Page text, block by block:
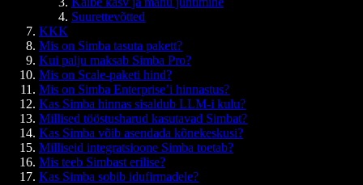
Suurettevõtted
KKK
Mis on Simba tasuta pakett?
Kui palju maksab Simba Pro?
Mis on Scale-paketi hind?
Mis on Simba Enterprise’i hinnastus?
Kas Simba hinnas sisaldub LLM-i kulu?
Millised tööstusharud kasutavad Simbat?
Kas Simba võib asendada kõnekeskusi?
Milliseid integratsioone Simba toetab?
Mis teeb Simbast erilise?
Kas Simba sobib idufirmadele?